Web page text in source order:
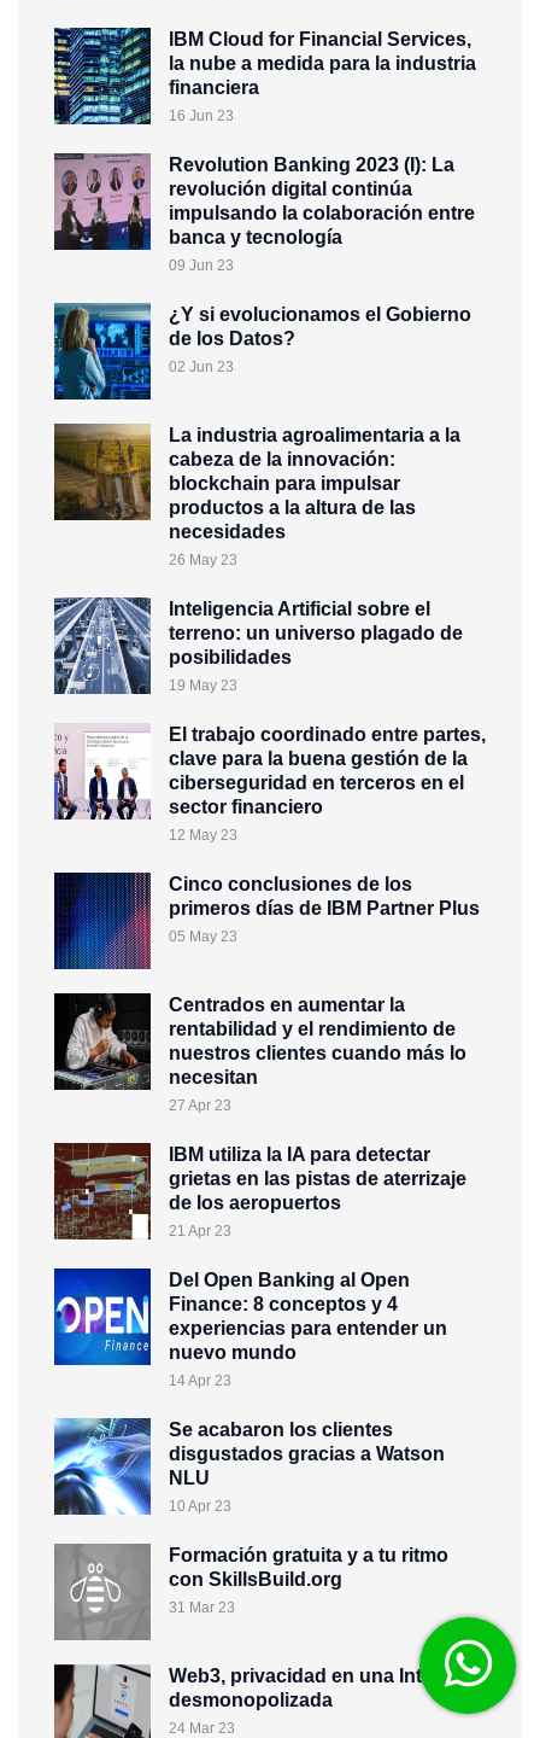
IBM Cloud for Financial Services,
la nube a medida para la industria
financiera
16 Jun 23
Revolution Banking 2023 (I): La
revolución digital continúa
impulsando la colaboración entre
banca y tecnología
09 Jun 23
¿Y si evolucionamos el Gobierno
de los Datos?
02 Jun 23
La industria agroalimentaria a la
cabeza de la innovación:
blockchain para impulsar
productos a la altura de las
necesidades
26 May 23
Inteligencia Artificial sobre el
terreno: un universo plagado de
posibilidades
19 May 23
El trabajo coordinado entre partes,
clave para la buena gestión de la
ciberseguridad en terceros en el
sector financiero
12 May 23
Cinco conclusiones de los
primeros días de IBM Partner Plus
05 May 23
Centrados en aumentar la
rentabilidad y el rendimiento de
nuestros clientes cuando más lo
necesitan
27 Apr 23
IBM utiliza la IA para detectar
grietas en las pistas de aterrizaje
de los aeropuertos
21 Apr 23
Del Open Banking al Open
Finance: 8 conceptos y 4
experiencias para entender un
nuevo mundo
14 Apr 23
Se acabaron los clientes
disgustados gracias a Watson
NLU
10 Apr 23
Formación gratuita y a tu ritmo
con SkillsBuild.org
31 Mar 23
Web3, privacidad en una Internet
desmonopolizada
24 Mar 23